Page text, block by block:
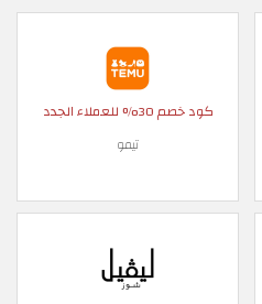
كود خصم 30% للعملاء الجدد
تيمو